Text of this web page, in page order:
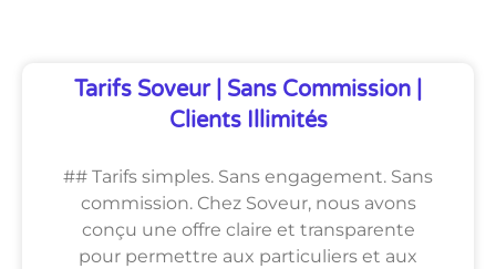
Tarifs Soveur | Sans Commission |
Clients Illimités
## Tarifs simples. Sans engagement. Sans
commission. Chez Soveur, nous avons
conçu une offre claire et transparente
pour permettre aux particuliers et aux